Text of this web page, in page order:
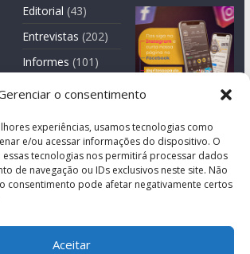
o consentimento
experiências, usamos tecnologias como
e/ou acessar informações do dispositivo. O
tecnologias nos permitirá processar dados
de navegação ou IDs exclusivos neste site. Não
consentimento pode afetar negativamente certos
Aceitar
Editorial (43)
Entrevistas (202)
Informes (101)
Manchete